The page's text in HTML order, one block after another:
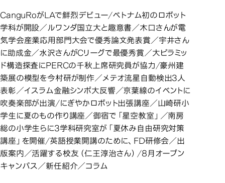
CanguRoがLAで鮮烈デビュー/ベトナム初のロボット
学科が開設／ルワンダ国立大と趣意書／木口さんが電
気学会産業応用部門大会で優秀論文発表賞／宇井さん
に助成金／水沢さんがCリーグで最優秀賞／大ピラミッ
ド構造探査にPERCの千秋上席研究員が協力/豪州建
築展の模型を今村研が制作／メテオ流星自動検出3人
表彰／イスラム金融シンポ大反響／京葉線のイベントに
吹奏楽部が出演/にぎやかロボット出張講座／山崎研小
学生に夏のもの作り講座／御宿で「星空教室」／南房
総の小学生らに3学科研究室が「夏休み自由研究対策
講座」を開催/英語授業開講のために、FD研修会／出
版案内／活躍する校友（仁王淳治さん）/8月オープン
キャンパス／新任紹介／コラム